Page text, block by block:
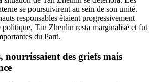
se poursuivirent au sein de son unité.
responsables étaient progressivement
politique, Tan Zhenlin resta marginalisé et fut
du Parti.
nourrissaient des griefs mais